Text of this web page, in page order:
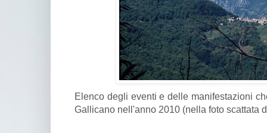
Elenco degli eventi e delle manifestazioni
Gallicano nell'anno 2010 (nella foto scattata